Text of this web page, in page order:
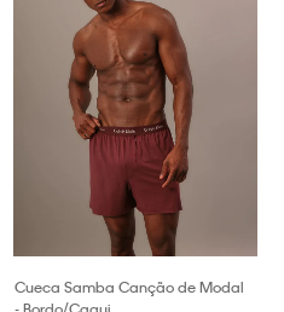
Cueca Samba Canção de Modal
- Bordo/Caqui